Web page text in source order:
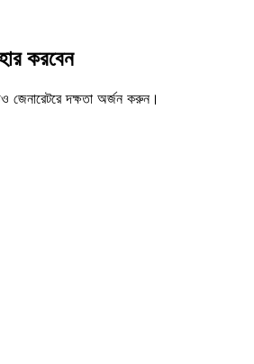
করবেন
জেনারেটরে দক্ষতা অর্জন করুন।